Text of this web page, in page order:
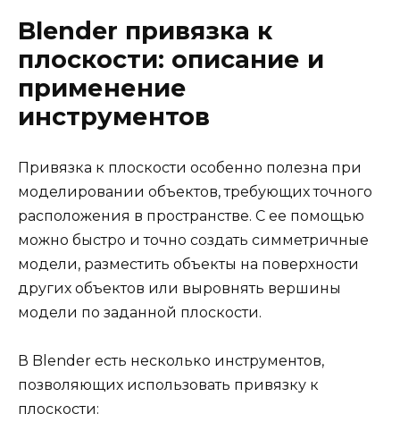
Blender привязка к
плоскости: описание и
применение
инструментов
Привязка к плоскости особенно полезна при
моделировании объектов, требующих точного
расположения в пространстве. С ее помощью
можно быстро и точно создать симметричные
модели, разместить объекты на поверхности
других объектов или выровнять вершины
модели по заданной плоскости.
В Blender есть несколько инструментов,
позволяющих использовать привязку к
плоскости: